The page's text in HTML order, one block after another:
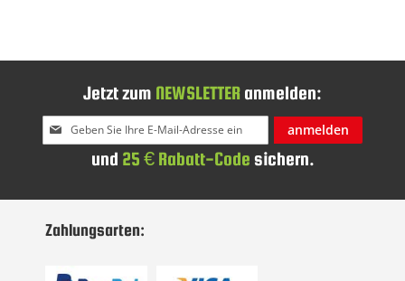
Jetzt zum NEWSLETTER anmelden:
Melden
Sie
an:
anmelden
und 25 € Rabatt-Code sichern.
Zahlungsarten: